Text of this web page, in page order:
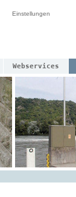
Einstellungen
Webservices